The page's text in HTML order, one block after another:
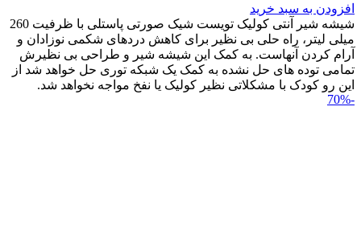
افزودن به سبد خرید
شیشه شیر آنتی کولیک تویست شیک صورتی پاستلی با ظرفیت 260
میلی لیتر، راه حلی بی نظیر برای کاهش دردهای شکمی نوزادان و
آرام کردن آنهاست. به کمک این شیشه شیر و طراحی بی نظیرش
تمامی توده های حل نشده به کمک یک شبکه توری حل خواهد شد از
این رو کودک با مشکلاتی نظیر کولیک یا نفخ مواجه نخواهد شد.
-70%